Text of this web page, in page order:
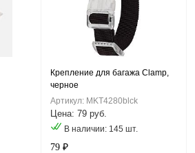
Крепление для багажа Clamp,
черное
Артикул: MKT4280blck
Цена: 79 руб.
В наличии: 145 шт.
79 ₽